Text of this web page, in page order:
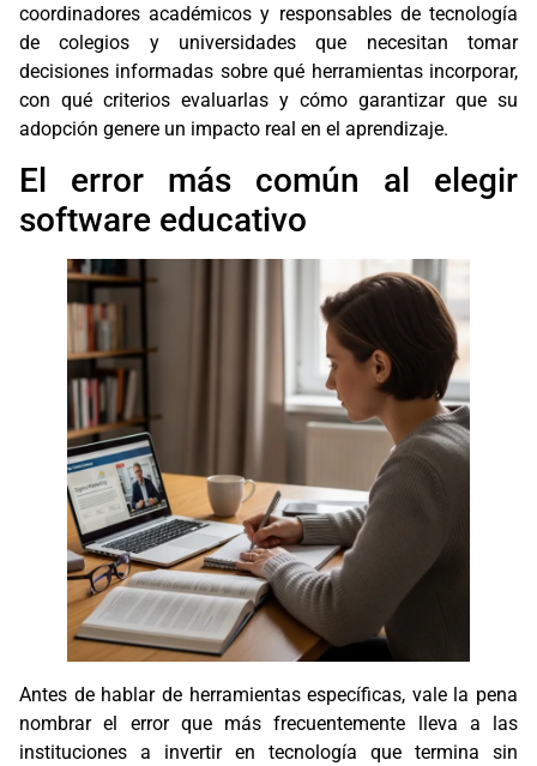
coordinadores académicos y responsables de tecnología
de colegios y universidades que necesitan tomar
decisiones informadas sobre qué herramientas incorporar,
con qué criterios evaluarlas y cómo garantizar que su
adopción genere un impacto real en el aprendizaje.
El error más común al elegir
software educativo
Antes de hablar de herramientas específicas, vale la pena
nombrar el error que más frecuentemente lleva a las
instituciones a invertir en tecnología que termina sin